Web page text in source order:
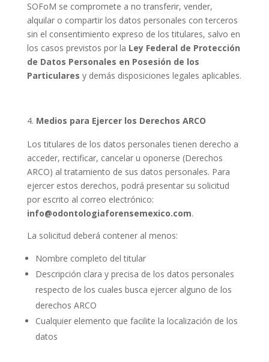
SOFoM se compromete a no transferir, vender,
alquilar o compartir los datos personales con terceros
sin el consentimiento expreso de los titulares, salvo en
los casos previstos por la Ley Federal de Protección
de Datos Personales en Posesión de los
Particulares y demás disposiciones legales aplicables.
Medios para Ejercer los Derechos ARCO
Los titulares de los datos personales tienen derecho a
acceder, rectificar, cancelar u oponerse (Derechos
ARCO) al tratamiento de sus datos personales. Para
ejercer estos derechos, podrá presentar su solicitud
por escrito al correo electrónico:
info@odontologiaforensemexico.com.
La solicitud deberá contener al menos:
Nombre completo del titular
Descripción clara y precisa de los datos personales
respecto de los cuales busca ejercer alguno de los
derechos ARCO
Cualquier elemento que facilite la localización de los
datos